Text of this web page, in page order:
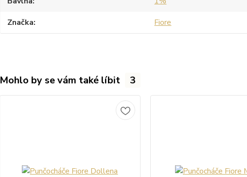
Značka
Fiore
Mohlo by se vám také líbit 3